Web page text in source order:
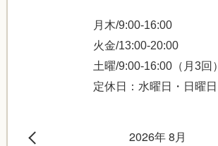
月木/9:00-16:00
火金/13:00-20:00
土曜/9:00-16:00（月3回）
定休日：水曜日・日曜日
2026年 8月